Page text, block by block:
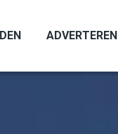
ADVERTEREN